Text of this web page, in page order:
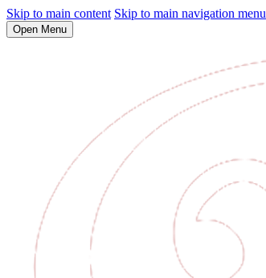
Skip to main content Skip to main navigation menu
Open Menu